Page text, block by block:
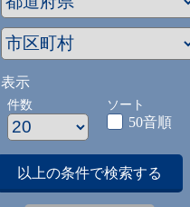
表示
件数 ソート
50音順
以上の条件で検索する